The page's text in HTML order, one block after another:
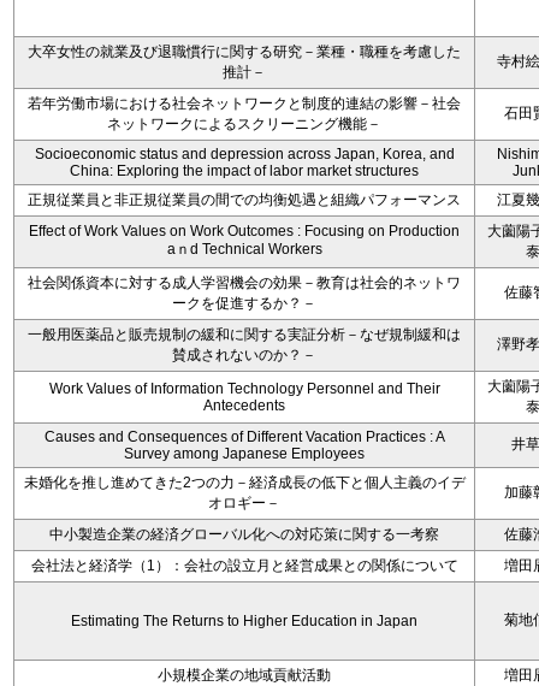
大卒女性の就業及び退職慣行に関する研究－業種・職種を考慮した
推計－
寺村
若年労働市場における社会ネットワークと制度的連結の影響－社会
ネットワークによるスクリーニング機能－
石田
Socioeconomic status and depression across Japan, Korea, and
China: Exploring the impact of labor market structures
正規従業員と非正規従業員の間での均衡処遇と組織パフォーマンス
江夏
Effect of Work Values on Work Outcomes : Focusing on Production
aｎd Technical Workers
大薗陽
泰
社会関係資本に対する成人学習機会の効果－教育は社会的ネットワ
ークを促進するか？－
佐藤
一般用医薬品と販売規制の緩和に関する実証分析－なぜ規制緩和は
賛成されないのか？－
澤野
Work Values of Information Technology Personnel and Their
Antecedents
大薗陽
泰
Causes and Consequences of Different Vacation Practices : A
Survey among Japanese Employees
井
未婚化を推し進めてきた2つの力－経済成長の低下と個人主義のイデ
オロギー－
加藤
中小製造企業の経済グローバル化への対応策に関する一考察
佐藤
会社法と経済学（1）：会社の設立月と経営成果との関係について
増田
Estimating The Returns to Higher Education in Japan 菊地
小規模企業の地域貢献活動
増田